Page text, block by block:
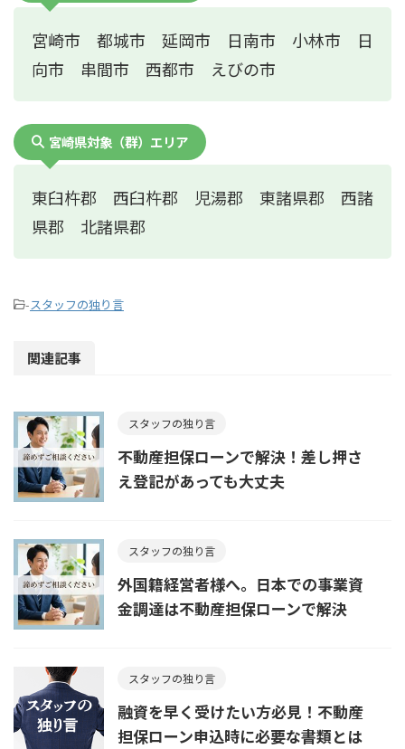
宮崎市 都城市 延岡市 日南市 小林市 日
向市 串間市 西都市 えびの市
宮崎県対象（群）エリア
東臼杵郡 西臼杵郡 児湯郡 東諸県郡 西諸
県郡 北諸県郡
-スタッフの独り言
関連記事
スタッフの独り言
不動産担保ローンで解決！差し押さ
え登記があっても大丈夫
スタッフの独り言
外国籍経営者様へ。日本での事業資
金調達は不動産担保ローンで解決
スタッフの独り言
融資を早く受けたい方必見！不動産
担保ローン申込時に必要な書類とは